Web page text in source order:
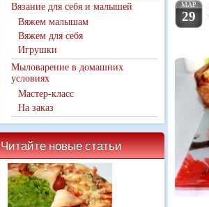
Вязание для себя и малышей
Вяжем малышам
Вяжем для себя
Игрушки
Мыловарение в домашних
условиях
Мастер-класс
На заказ
Читайте новые статьи
МАР
29